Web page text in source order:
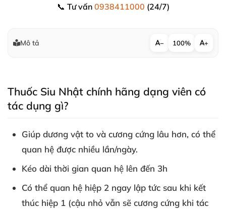
📞 Tư vấn 0938411000 (24/7)
Mô tả − 100% +
Thuốc Siu Nhật chính hãng dạng viên có
tác dụng gì?
Giúp dương vật to và cương cứng lâu hơn, có thể
quan hệ được nhiều lần/ngày.
Kéo dài thời gian quan hệ lên đến 3h
Có thể quan hệ hiệp 2 ngay lập tức sau khi kết
thúc hiệp 1 (cậu nhỏ vẫn sẽ cương cứng khi tác